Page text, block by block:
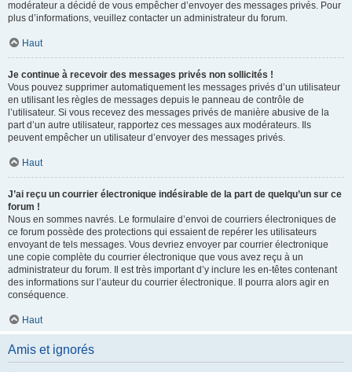
modérateur a décidé de vous empêcher d’envoyer des messages privés. Pour
plus d’informations, veuillez contacter un administrateur du forum.
Haut
Je continue à recevoir des messages privés non sollicités !
Vous pouvez supprimer automatiquement les messages privés d’un utilisateur
en utilisant les règles de messages depuis le panneau de contrôle de
l’utilisateur. Si vous recevez des messages privés de manière abusive de la
part d’un autre utilisateur, rapportez ces messages aux modérateurs. Ils
peuvent empêcher un utilisateur d’envoyer des messages privés.
Haut
J’ai reçu un courrier électronique indésirable de la part de quelqu’un sur ce
forum !
Nous en sommes navrés. Le formulaire d’envoi de courriers électroniques de
ce forum possède des protections qui essaient de repérer les utilisateurs
envoyant de tels messages. Vous devriez envoyer par courrier électronique
une copie complète du courrier électronique que vous avez reçu à un
administrateur du forum. Il est très important d’y inclure les en-têtes contenant
des informations sur l’auteur du courrier électronique. Il pourra alors agir en
conséquence.
Haut
Amis et ignorés